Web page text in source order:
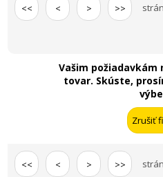
<< < > >>
Vašim požiadavkám
tovar. Skúste,
<< < > >>